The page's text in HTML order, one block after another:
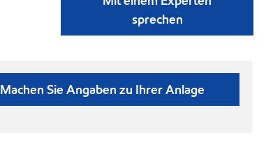
sprechen
Machen Sie Angaben zu Ihrer Anlage